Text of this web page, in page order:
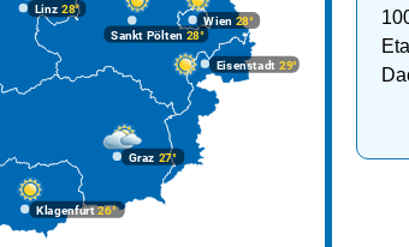
Graz 27°
Klagenfurt26°
Linz 28°
Wien 28°
Eisenstadt 29°
Sankt Pölten 28°